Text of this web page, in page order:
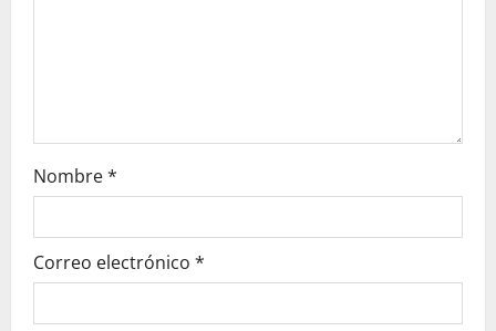
Nombre*
Correo electrónico *